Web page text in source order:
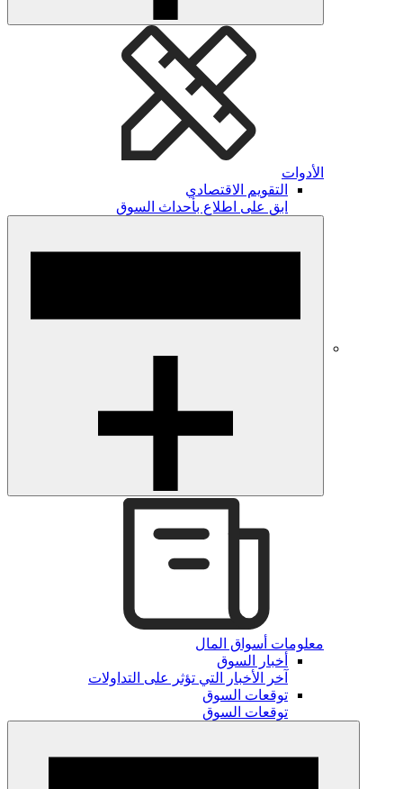
الأدوات
التقويم الاقتصادي
ابق على اطلاع بأحداث السوق
معلومات أسواق المال
أخبار السوق
آخر الأخبار التي تؤثر على التداولات
توقعات السوق
توقعات السوق